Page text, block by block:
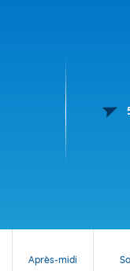
Après-midi